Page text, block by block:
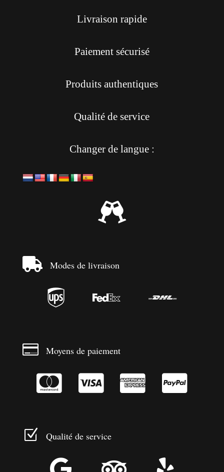
Livraison rapide
Paiement sécurisé
Produits authentiques
Qualité de service
Changer de langue :

 Modes de livraison
  
 Moyens de paiement
   
Z Qualité de service